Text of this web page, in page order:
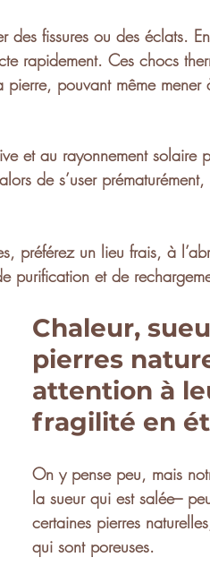
des fissures ou des éclats.
rapidement. Ces chocs
pouvant même mener
et au rayonnement solaire
de s’user prématurément,
préférez un lieu frais, à
purification et de
Chaleur,
pierres
attention à
fragilité en
On y pense peu, mais
la sueur qui est salée–
certaines pierres naturelles
qui sont poreuses.